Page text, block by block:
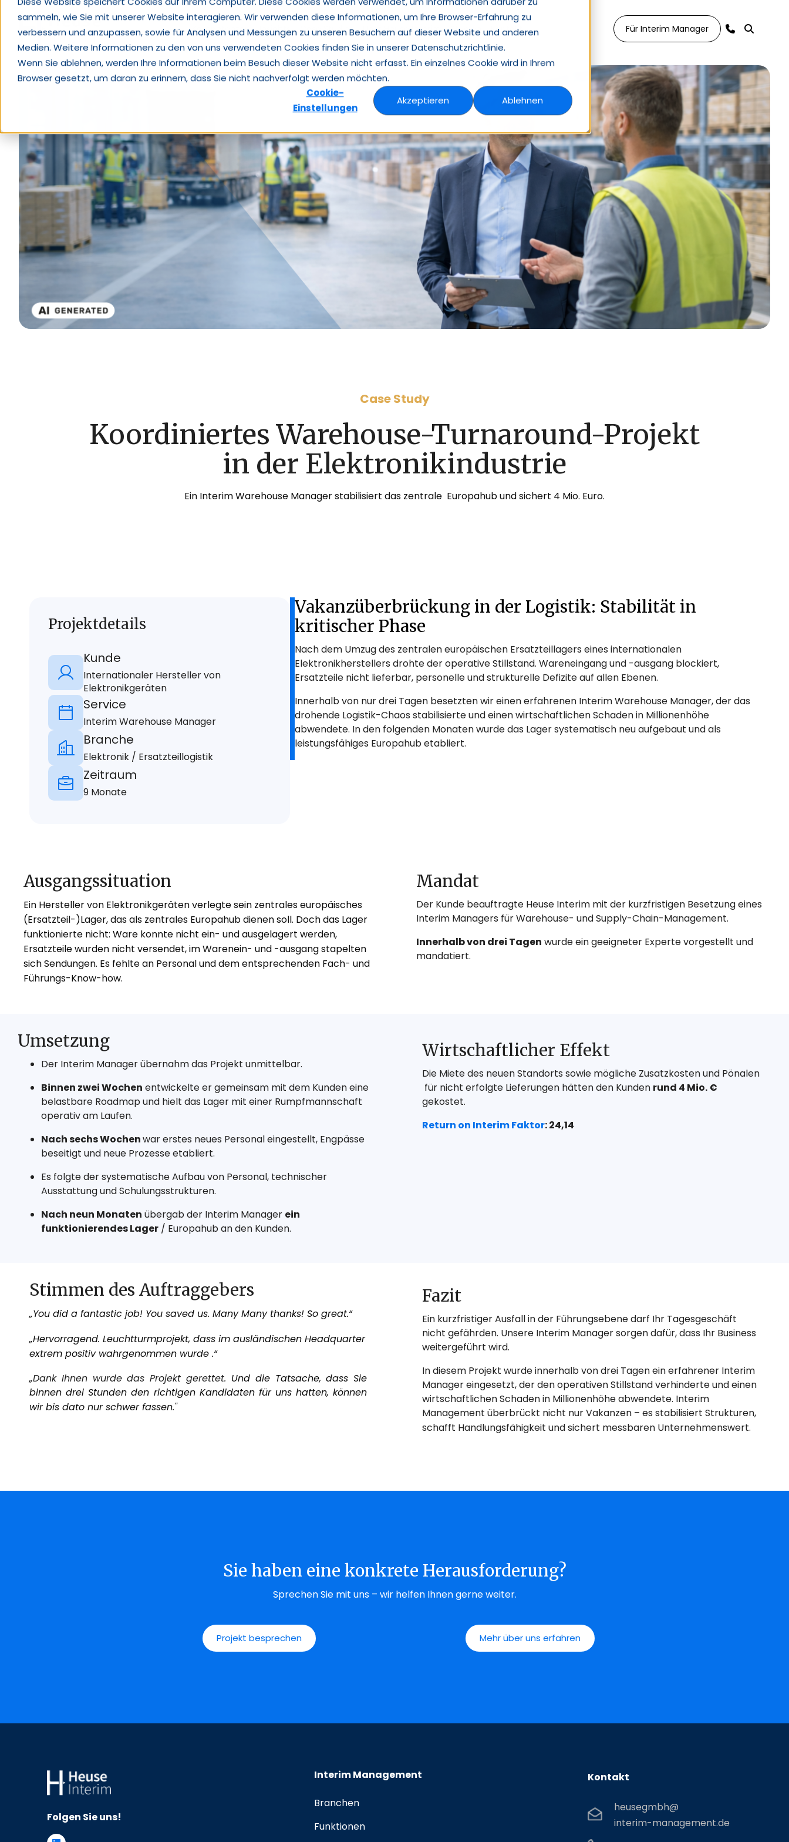
sammeln, wie Sie mit unserer Website interagieren. Wir verwenden diese Informationen, um Ihre Browser-Erfahrung zu
verbessern und anzupassen, sowie für Analysen und Messungen zu unseren Besuchern auf dieser Website und anderen
Medien. Weitere Informationen zu den von uns verwendeten Cookies finden Sie in unserer Datenschutzrichtlinie.
Wenn Sie ablehnen, werden Ihre Informationen beim Besuch dieser Website nicht erfasst. Ein einzelnes Cookie wird in Ihrem
Browser gesetzt, um daran zu erinnern, dass Sie nicht nachverfolgt werden möchten.
Cookie-
Einstellungen
Akzeptieren Ablehnen
Kompetenzen Insights Case Studies Über Heuse Interim Studien Kontakt Für Interim Manager
Case Study
Koordiniertes Warehouse-Turnaround-Projekt
in der Elektronikindustrie
Ein Interim Warehouse Manager stabilisiert das zentrale Europahub und sichert 4 Mio. Euro.
Projektdetails
Kunde
Internationaler Hersteller von
Elektronikgeräten
Service
Interim Warehouse Manager
Branche
Elektronik / Ersatzteillogistik
Zeitraum
9 Monate
Vakanzüberbrückung in der Logistik: Stabilität in
kritischer Phase
Nach dem Umzug des zentralen europäischen Ersatzteillagers eines internationalen
Elektronikherstellers drohte der operative Stillstand. Wareneingang und -ausgang blockiert,
Ersatzteile nicht lieferbar, personelle und strukturelle Defizite auf allen Ebenen.
Innerhalb von nur drei Tagen besetzten wir einen erfahrenen Interim Warehouse Manager, der das
drohende Logistik-Chaos stabilisierte und einen wirtschaftlichen Schaden in Millionenhöhe
abwendete. In den folgenden Monaten wurde das Lager systematisch neu aufgebaut und als
leistungsfähiges Europahub etabliert.
Ausgangssituation
Ein Hersteller von Elektronikgeräten verlegte sein zentrales europäisches
(Ersatzteil-)Lager, das als zentrales Europahub dienen soll. Doch das Lager
funktionierte nicht: Ware konnte nicht ein- und ausgelagert werden,
Ersatzteile wurden nicht versendet, im Warenein- und -ausgang stapelten
sich Sendungen. Es fehlte an Personal und dem entsprechenden Fach- und
Führungs-Know-how.
Mandat
Der Kunde beauftragte Heuse Interim mit der kurzfristigen Besetzung eines
Interim Managers für Warehouse- und Supply-Chain-Management.
Innerhalb von drei Tagen wurde ein geeigneter Experte vorgestellt und
mandatiert.
Umsetzung
Der Interim Manager übernahm das Projekt unmittelbar.
Binnen zwei Wochen entwickelte er gemeinsam mit dem Kunden eine
belastbare Roadmap und hielt das Lager mit einer Rumpfmannschaft
operativ am Laufen.
Nach sechs Wochenwar erstes neues Personal eingestellt, Engpässe
beseitigt und neue Prozesse etabliert.
Es folgte der systematische Aufbau von Personal, technischer
Ausstattung und Schulungsstrukturen.
Nach neun Monaten übergab der Interim Manager ein
funktionierendes Lager / Europahub an den Kunden.
Wirtschaftlicher Effekt
Die Miete des neuen Standorts sowie mögliche Zusatzkosten und Pönalen
für nicht erfolgte Lieferungenhätten den Kunden rund 4 Mio. €
gekostet.
Return on Interim Faktor: 24,14
Stimmen des Auftraggebers
„You did a fantastic job! You saved us. Many Many thanks! So great.“
„Hervorragend. Leuchtturmprojekt, dass im ausländischen Headquarter
extrem positiv wahrgenommen wurde .“
„Dank Ihnen wurde das Projekt gerettet. Und die Tatsache, dass Sie
binnen drei Stunden den richtigen Kandidaten für uns hatten, können
wir bis dato nur schwer fassen."
Fazit
Ein kurzfristiger Ausfall in der Führungsebene darf Ihr Tagesgeschäft
nicht gefährden. Unsere Interim Manager sorgen dafür, dass Ihr Business
weitergeführt wird.
In diesem Projekt wurde innerhalb von drei Tagen ein erfahrener Interim
Manager eingesetzt, der den operativen Stillstand verhinderte und einen
wirtschaftlichen Schaden in Millionenhöhe abwendete. Interim
Management überbrückt nicht nur Vakanzen – es stabilisiert Strukturen,
schafft Handlungsfähigkeit und sichert messbaren Unternehmenswert.
Sie haben eine konkrete Herausforderung?
Sprechen Sie mit uns – wir helfen Ihnen gerne weiter.
Projekt besprechen Mehr über uns erfahren
Folgen Sie uns!
Interim Management
Branchen
Funktionen
Kontakt
heusegmbh@
interim-management.de